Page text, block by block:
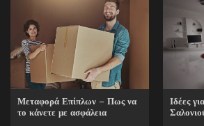
Μεταφορά Επίπλων – Πως να
το κάνετε με ασφάλεια
Ιδέες